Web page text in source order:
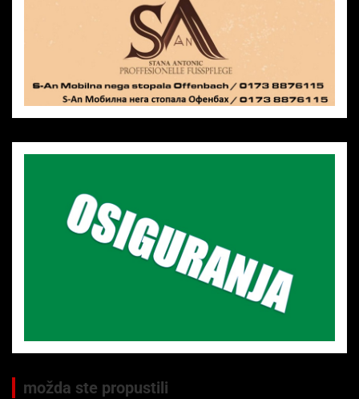
možda ste propustili